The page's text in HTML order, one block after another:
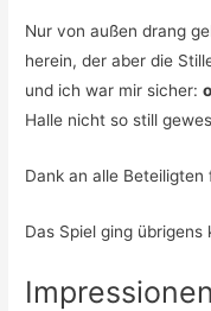
Nur von außen drang
herein, der aber die
und ich war mir sicher:
Halle nicht so still
Dank an alle
Das Spiel ging übrigens